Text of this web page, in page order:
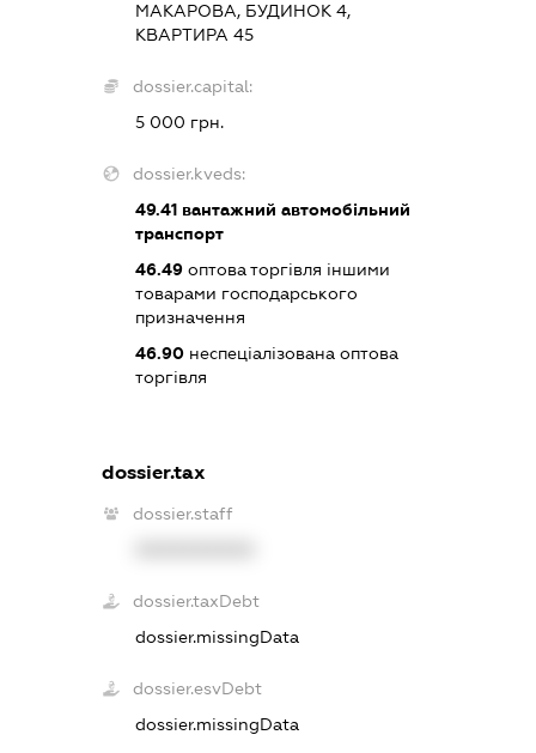
МАКАРОВА, БУДИНОК 4,
КВАРТИРА 45
dossier.capital:
5 000 грн.
dossier.kveds:
49.41 вантажний автомобільний
транспорт
46.49 оптова торгівля іншими
товарами господарського
призначення
46.90 неспеціалізована оптова
торгівля
dossier.tax
dossier.staff
dossier.taxDebt
dossier.missingData
dossier.esvDebt
dossier.missingData